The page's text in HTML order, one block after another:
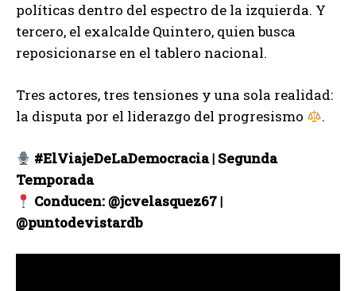
políticas dentro del espectro de la izquierda. Y
tercero, el exalcalde Quintero, quien busca
reposicionarse en el tablero nacional.
Tres actores, tres tensiones y una sola realidad:
la disputa por el liderazgo del progresismo
.
#ElViajeDeLaDemocracia | Segunda
Temporada
Conducen: @jcvelasquez67 |
@puntodevistardb